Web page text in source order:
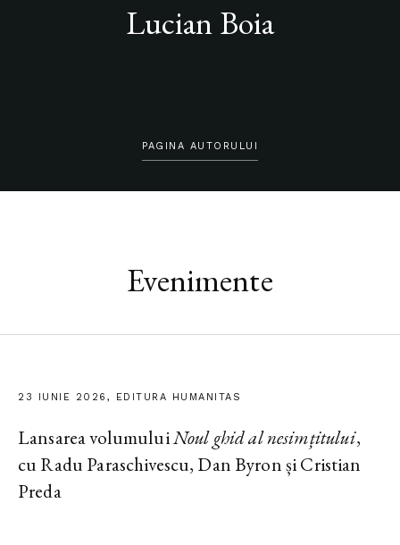
Lucian Boia
PAGINA AUTORULUI
Evenimente
23 IUNIE 2026, EDITURA HUMANITAS
Lansarea volumuluiNoul ghid al nesimțitului,
cu Radu Paraschivescu, Dan Byron și Cristian
Preda